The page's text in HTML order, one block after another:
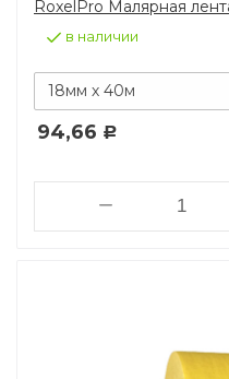
RoxelPro Малярная
в наличии
18мм х 40м
94,66 Р